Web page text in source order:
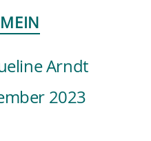
Arndt
2023